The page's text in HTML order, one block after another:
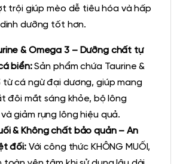
trội giúp mèo dễ tiêu hóa và hấp
dưỡng tốt hơn.
& Omega 3 – Dưỡng chất tự
biển:Sản phẩm chứa Taurine &
từ cá ngừ đại dương, giúp mang
đôi mắt sáng khỏe, bộ lông
giảm rụng lông hiệu quả.
& Không chất bảo quản – An
đối:Với công thức KHÔNG MUỐI,